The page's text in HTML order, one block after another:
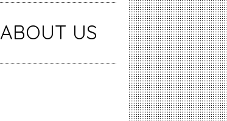
ABOUT US